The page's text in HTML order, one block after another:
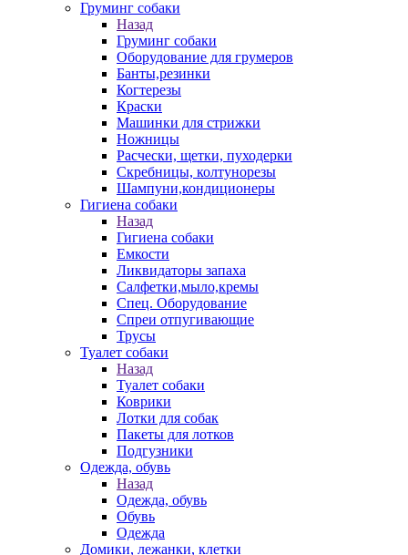
Груминг собаки
Назад
Груминг собаки
Оборудование для грумеров
Банты,резинки
Когтерезы
Краски
Машинки для стрижки
Ножницы
Расчески, щетки, пуходерки
Скребницы, колтунорезы
Шампуни,кондиционеры
Гигиена собаки
Назад
Гигиена собаки
Емкости
Ликвидаторы запаха
Салфетки,мыло,кремы
Спец. Оборудование
Спреи отпугивающие
Трусы
Туалет собаки
Назад
Туалет собаки
Коврики
Лотки для собак
Пакеты для лотков
Подгузники
Одежда, обувь
Назад
Одежда, обувь
Обувь
Одежда
Домики, лежанки, клетки